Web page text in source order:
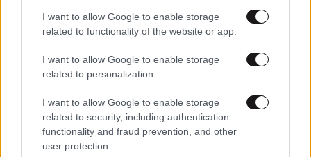
I want to allow Google to enable storage
related to functionality of the website or app.
I want to allow Google to enable storage
related to personalization.
I want to allow Google to enable storage
related to security, including authentication
functionality and fraud prevention, and other
user protection.